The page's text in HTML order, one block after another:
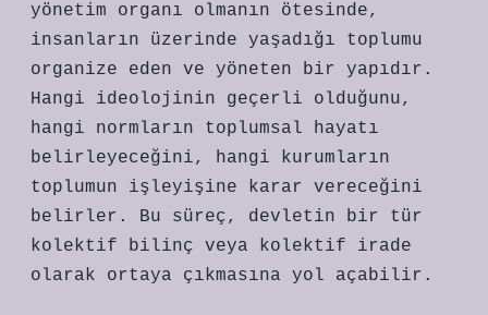
yönetim organı olmanın ötesinde,
insanların üzerinde yaşadığı toplumu
organize eden ve yöneten bir yapıdır.
Hangi ideolojinin geçerli olduğunu,
hangi normların toplumsal hayatı
belirleyeceğini, hangi kurumların
toplumun işleyişine karar vereceğini
belirler. Bu süreç, devletin bir tür
kolektif bilinç veya kolektif irade
olarak ortaya çıkmasına yol açabilir.